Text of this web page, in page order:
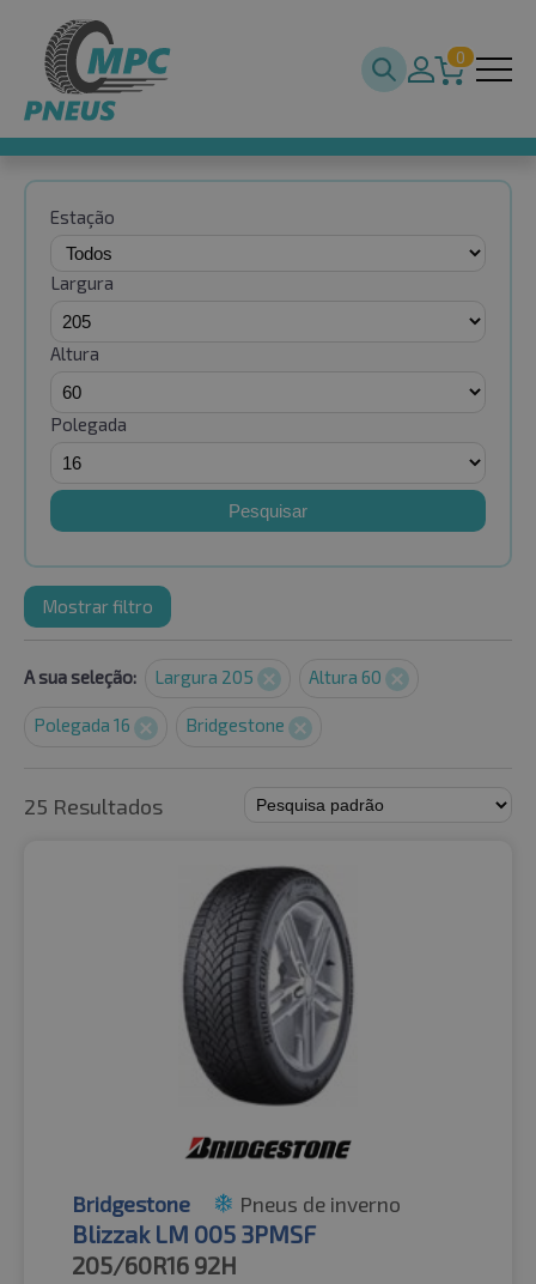
0
Estação
Largura
Altura
Polegada
Pesquisar
Mostrar filtro
A sua seleção: Largura 205 Altura 60
Polegada 16 Bridgestone
25 Resultados
Bridgestone Pneus de inverno
Blizzak LM 005 3PMSF
205/60R16 92H